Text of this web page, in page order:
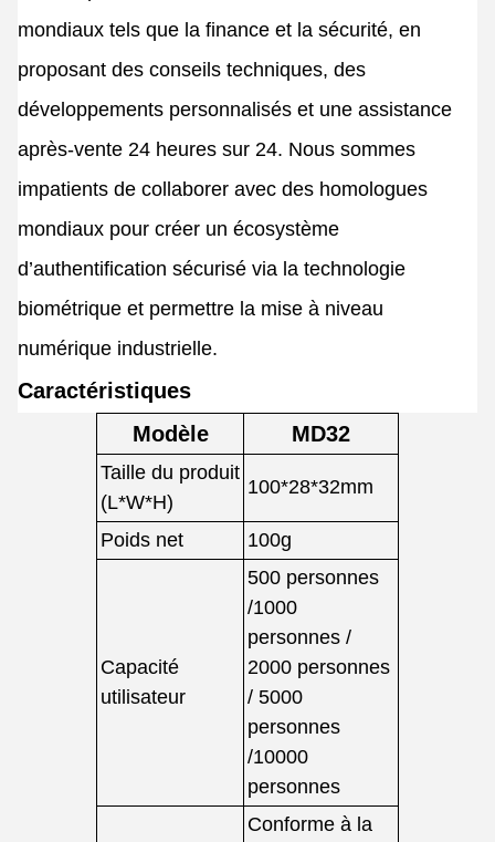
mondiaux tels que la finance et la sécurité, en
proposant des conseils techniques, des
développements personnalisés et une assistance
après-vente 24 heures sur 24. Nous sommes
impatients de collaborer avec des homologues
mondiaux pour créer un écosystème
d’authentification sécurisé via la technologie
biométrique et permettre la mise à niveau
numérique industrielle.
Caractéristiques
Modèle
MD32
Taille du produit
(L*W*H)
100*28*32mm
Poids net 100g
Capacité
utilisateur
500 personnes
/1000
personnes /
2000 personnes
/ 5000
personnes
/10000
personnes
Conforme à la